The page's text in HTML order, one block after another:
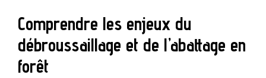
Comprendre les enjeux du
débroussaillage et de l’abattage en
forêt